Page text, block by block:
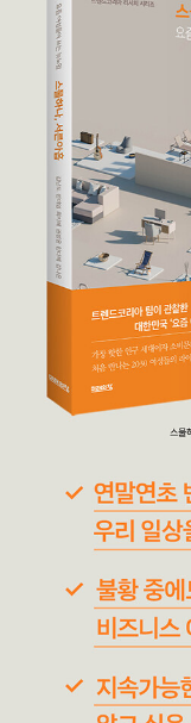
nies, including
sumption
duct research that
approaches that
sumers’ hidden
thored Twenty-
d has been
rategic planning
s, including